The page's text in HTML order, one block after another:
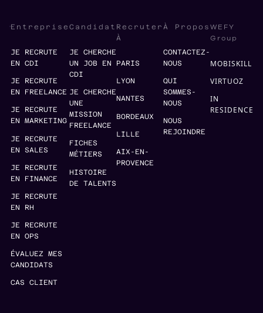
Entreprise
JE RECRUTE
EN CDI
JE RECRUTE
EN FREELANCE
JE RECRUTE
EN MARKETING
JE RECRUTE
EN SALES
JE RECRUTE
EN FINANCE
JE RECRUTE
EN RH
JE RECRUTE
EN OPS
ÉVALUEZ MES
CANDIDATS
CAS CLIENT
Candidat
JE CHERCHE
UN JOB EN
CDI
JE CHERCHE
UNE
MISSION
FREELANCE
FICHES
MÉTIERS
HISTOIRE
DE TALENTS
Recruter
À
PARIS
LYON
NANTES
BORDEAUX
LILLE
AIX-EN-
PROVENCE
À Propos
CONTACTEZ-
NOUS
QUI
SOMMES-
NOUS
NOUS
REJOINDRE
WEFY
Group
MOBISKILL
VIRTUOZ
IN
RESIDENCE